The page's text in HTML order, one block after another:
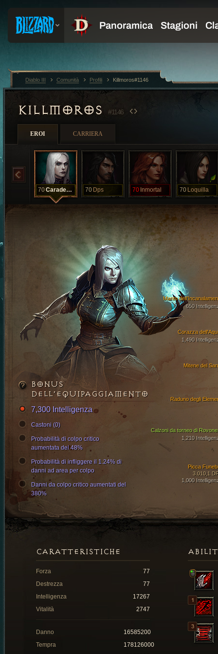
KILLMOROS #1146
EROI CARRIERA
70 CaradeSombi 70 Dps 70 Inmortal 70 Loquilla
Corazza
1,490
Mitene del
Manto
650
Calzoni da torneo di
1,210
Picca
3.010,1
1,000
Raduno degli
BONUS
DELL’EQUIPAGGIAMENTO
7,300 Intelligenza
Castoni (0)
Probabilità di colpo critico
aumentata del 48%
Probabilità di infliggere il 1.24% di
danni ad area per colpo
Danni da colpo critico aumentati del
380%
CARATTERISTICHE
Forza
77
Destrezza
77
Intelligenza
17267
Vitalità
2747
Danno
16585200
Tempra
178126000
Diablo III Comunità Profili Killmoros#1146